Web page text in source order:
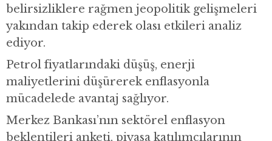
belirsizliklere rağmen jeopolitik gelişmeleri
yakından takip ederek olası etkileri analiz
ediyor.
Petrol fiyatlarındaki düşüş, enerji
maliyetlerini düşürerek enflasyonla
mücadelede avantaj sağlıyor.
Merkez Bankası’nın sektörel enflasyon
beklentileri anketi, piyasa katılımcılarının